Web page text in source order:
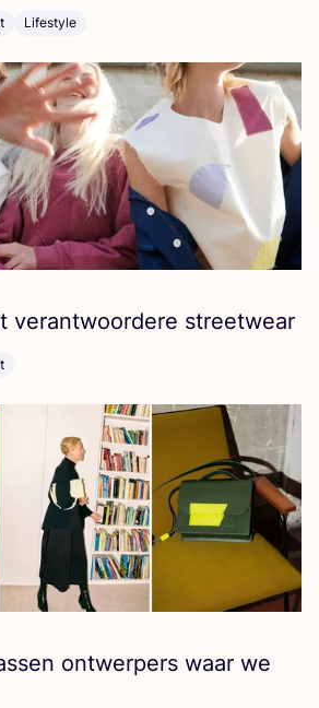
Lifestyle
ver­ant­woor­de­re streetwear
ont­wer­pers waar we